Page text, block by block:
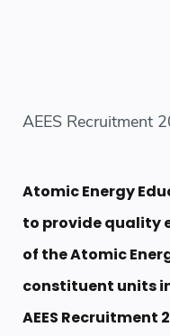
AEES Recruitment
Atomic Energy
to provide quality
of the Atomic
constituent units
AEES Recruitment